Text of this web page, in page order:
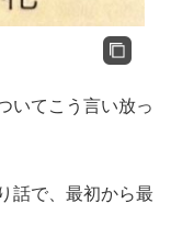
いてこう言い放っ
話で、最初から最